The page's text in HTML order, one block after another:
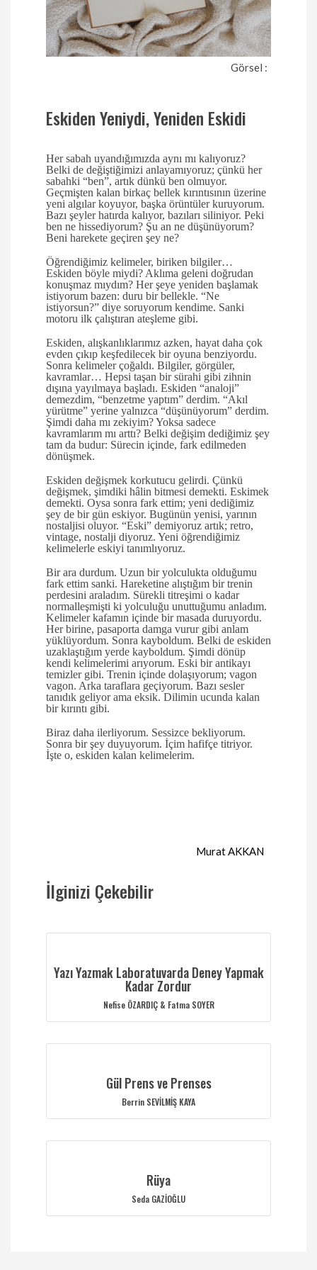
Görsel :
Eskiden Yeniydi, Yeniden Eskidi
Her sabah uyandığımızda aynı mı kalıyoruz?
Belki de değiştiğimizi anlayamıyoruz; çünkü her
sabahki “ben”, artık dünkü ben olmuyor.
Geçmişten kalan birkaç bellek kırıntısının üzerine
yeni algılar koyuyor, başka örüntüler kuruyorum.
Bazı şeyler hatırda kalıyor, bazıları siliniyor. Peki
ben ne hissediyorum? Şu an ne düşünüyorum?
Beni harekete geçiren şey ne?
Öğrendiğimiz kelimeler, biriken bilgiler…
Eskiden böyle miydi? Aklıma geleni doğrudan
konuşmaz mıydım? Her şeye yeniden başlamak
istiyorum bazen: duru bir bellekle. “Ne
istiyorsun?” diye soruyorum kendime. Sanki
motoru ilk çalıştıran ateşleme gibi.
Eskiden, alışkanlıklarımız azken, hayat daha çok
evden çıkıp keşfedilecek bir oyuna benziyordu.
Sonra kelimeler çoğaldı. Bilgiler, görgüler,
kavramlar… Hepsi taşan bir sürahi gibi zihnin
dışına yayılmaya başladı. Eskiden “analoji”
demezdim, “benzetme yaptım” derdim. “Akıl
yürütme” yerine yalnızca “düşünüyorum” derdim.
Şimdi daha mı zekiyim? Yoksa sadece
kavramlarım mı arttı? Belki değişim dediğimiz şey
tam da budur: Sürecin içinde, fark edilmeden
dönüşmek.
Eskiden değişmek korkutucu gelirdi. Çünkü
değişmek, şimdiki hâlin bitmesi demekti. Eskimek
demekti. Oysa sonra fark ettim; yeni dediğimiz
şey de bir gün eskiyor. Bugünün yenisi, yarının
nostaljisi oluyor. “Eski” demiyoruz artık; retro,
vintage, nostalji diyoruz. Yeni öğrendiğimiz
kelimelerle eskiyi tanımlıyoruz.
Bir ara durdum. Uzun bir yolculukta olduğumu
fark ettim sanki. Hareketine alıştığım bir trenin
perdesini araladım. Sürekli titreşimi o kadar
normalleşmişti ki yolculuğu unuttuğumu anladım.
Kelimeler kafamın içinde bir masada duruyordu.
Her birine, pasaporta damga vurur gibi anlam
yüklüyordum. Sonra kayboldum. Belki de eskiden
uzaklaştığım yerde kayboldum. Şimdi dönüp
kendi kelimelerimi arıyorum. Eski bir antikayı
temizler gibi. Trenin içinde dolaşıyorum; vagon
vagon. Arka taraflara geçiyorum. Bazı sesler
tanıdık geliyor ama eksik. Dilimin ucunda kalan
bir kırıntı gibi.
Biraz daha ilerliyorum. Sessizce bekliyorum.
Sonra bir şey duyuyorum. İçim hafifçe titriyor.
İşte o, eskiden kalan kelimelerim.
Murat AKKAN
İlginizi Çekebilir
Yazı Yazmak Laboratuvarda Deney Yapmak
Kadar Zordur
Nefise ÖZARDIÇ & Fatma SOYER
Gül Prens ve Prenses
Berrin SEVİLMİŞ KAYA
Rüya
Seda GAZİOĞLU